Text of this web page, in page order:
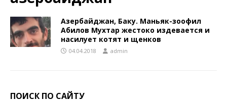
Азербайджан, Баку. Маньяк-зоофил
Абилов Мухтар жестоко издевается и
насилует котят и щенков
04.04.2018 admin
ПОИСК ПО САЙТУ